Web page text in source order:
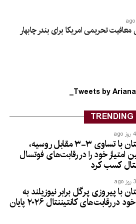
تحریمی امریکا برای بندر چابهار
Tweets by
TRENDING
4 روز ago
افغانستان با تساوی ۳-۳ مقابل روسیه،
امتیاز خود را در رقابت‌های فوتسال
کسب کرد
3 روز ago
با پیروزی پرگل برابر نیوزیلند به
حضور خود در رقابت‌های کانتیننتال ۲۰۲۶ پایان